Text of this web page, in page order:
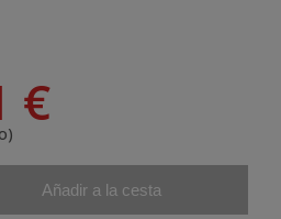
€
Añadir a la cesta